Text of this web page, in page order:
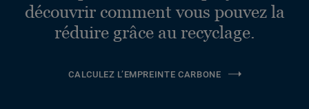
découvrir comment vous pouvez la
réduire grâce au recyclage.
CALCULEZ L’EMPREINTE CARBONE